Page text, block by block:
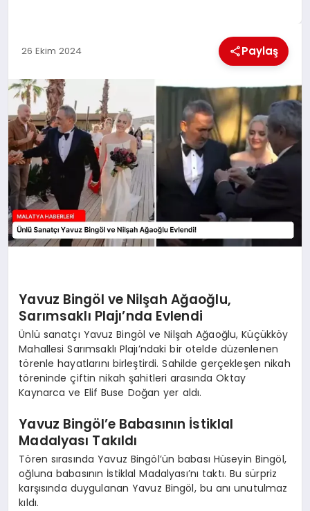
EKONOMI
MAGAZIN
SAĞLIK
SIYASET
SPOR
26 Ekim 2024 Paylaş
Yavuz Bingöl ve Nilşah Ağaoğlu,
Sarımsaklı Plajı’nda Evlendi
Ünlü sanatçı Yavuz Bingöl ve Nilşah Ağaoğlu, Küçükköy
Mahallesi Sarımsaklı Plajı’ndaki bir otelde düzenlenen
törenle hayatlarını birleştirdi. Sahilde gerçekleşen nikah
töreninde çiftin nikah şahitleri arasında Oktay
Kaynarca ve Elif Buse Doğan yer aldı.
Yavuz Bingöl’e Babasının İstiklal
Madalyası Takıldı
Tören sırasında Yavuz Bingöl’ün babası Hüseyin Bingöl,
oğluna babasının İstiklal Madalyası’nı taktı. Bu sürpriz
karşısında duygulanan Yavuz Bingöl, bu anı unutulmaz
kıldı.